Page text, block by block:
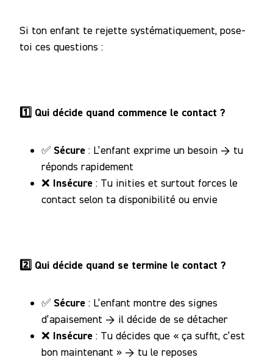
Si ton enfant te rejette systématiquement, pose-
toi ces questions :
1️⃣ Qui décide quand commence le contact ?
✅ Sécure : L’enfant exprime un besoin → tu
réponds rapidement
❌ Insécure : Tu inities et surtout forces le
contact selon ta disponibilité ou envie
2️⃣ Qui décide quand se termine le contact ?
✅ Sécure : L’enfant montre des signes
d’apaisement → il décide de se détacher
❌ Insécure : Tu décides que « ça suffit, c’est
bon maintenant » → tu le reposes